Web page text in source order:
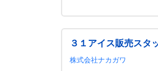
３１アイス販売ス
株式会社ナカガワ